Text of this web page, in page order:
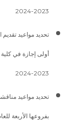
2023-2024
تحديد مواعيد
أولى إجازة في كلية
2023-2024
تحديد مواعيد
بفروعها الأربعة للعام 2023 الدورة